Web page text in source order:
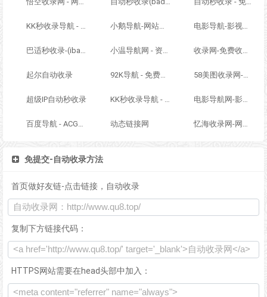
KK秒收录导航 - ACG萌次元丨ACG导航网丨二次元导航丨资源网导航丨福利网址导航 - KK秒收录导航网 小鹅导航-网站收录-自动收录网-网址收录-自动秒收录 电影导航-影视导航-电影站收录-自动收录网-网站收录
巴适秒收录-(ibashi.net) - 巴适导航分类网站目录 - 自助网址提交自动收录 小温导航网 - 资源网址导航，汇集各大资源网，全网优质教程技术网，搜集资源就从这里开始 收录网-免费收录正规网站-免费发布软文
起尔自动收录 92K导航 - 免费自动秒收录网址导航 58美图收录网-自动收录网站-流量交换-自动链
超级IP自动秒收录 KK秒收录导航 - ACG萌次元丨ACG导航网丨二次元导航丨资源网导航丨福利网址导航 - KK秒收录导航网 电影导航网-影视导航-电影搜索-影视搜索-电影站收录
百度导航 - ACG萌次元丨ACG导航网丨二次元导航丨资源网导航丨福利网址导航 - BaiDu导航 动态链接网 忆海收录网-网址外链_自动收录网站_自助友情链接平台_网站广告_软文发布_站长交易_站长资源
免提交-自动收录方法
首页做好友链-点击链接，自动收录
复制下方链接代码：
HTTPS网站需要在head头部中加入：